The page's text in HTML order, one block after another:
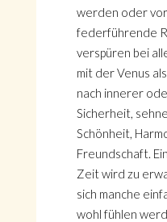
werden oder
federführende
verspüren bei
mit der Venus
nach innerer
Sicherheit,
Schönheit,
Freundschaft.
Zeit wird zu
sich manche
wohl fühlen